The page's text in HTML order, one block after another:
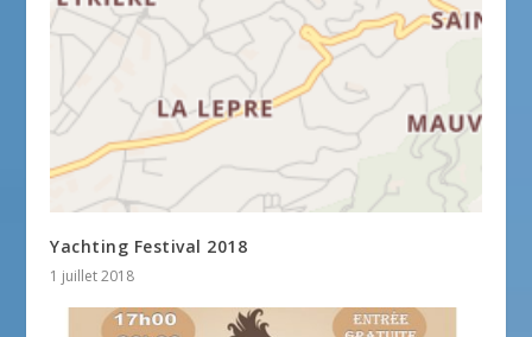
Yachting Festival 2018
1 juillet 2018